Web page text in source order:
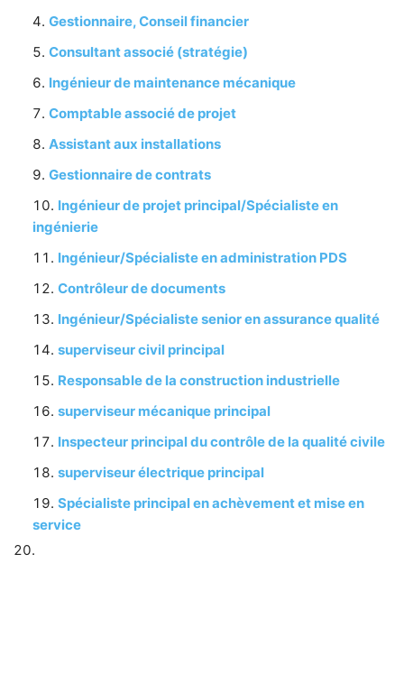
Gestionnaire, Conseil financier
Consultant associé (stratégie)
Ingénieur de maintenance mécanique
Comptable associé de projet
Assistant aux installations
Gestionnaire de contrats
Ingénieur de projet principal/Spécialiste en
ingénierie
Ingénieur/Spécialiste en administration PDS
Contrôleur de documents
Ingénieur/Spécialiste senior en assurance qualité
superviseur civil principal
Responsable de la construction industrielle
superviseur mécanique principal
Inspecteur principal du contrôle de la qualité civile
superviseur électrique principal
Spécialiste principal en achèvement et mise en
service